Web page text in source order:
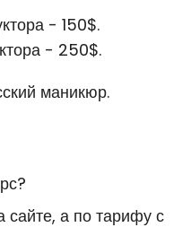
- 150$.
- 250$.
маникюр.
сайте, а по тарифу с